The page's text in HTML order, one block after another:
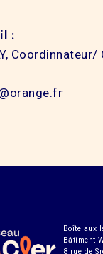
:
Boîte aux
Bâtiment
8 rue de